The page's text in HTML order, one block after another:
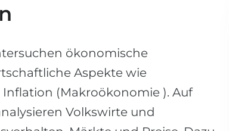
ökonomische
Aspekte wie
(Makroökonomie ). Auf
Volkswirte und